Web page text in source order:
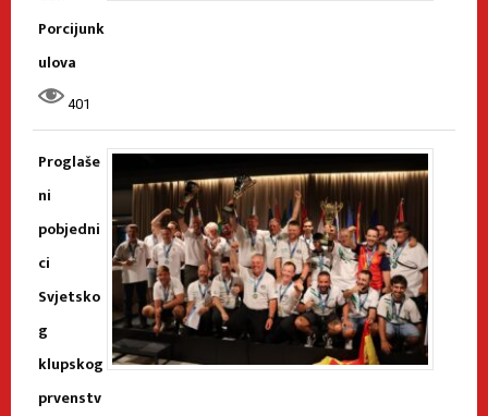
Porcijunk
ulova
401
Proglaše
ni
pobjedni
ci
Svjetsko
g
klupskog
prvenstv